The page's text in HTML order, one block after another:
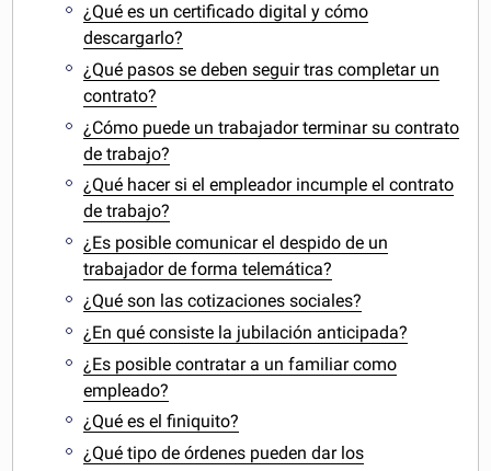
¿Qué es un certificado digital y cómo
descargarlo?
¿Qué pasos se deben seguir tras completar un
contrato?
¿Cómo puede un trabajador terminar su contrato
de trabajo?
¿Qué hacer si el empleador incumple el contrato
de trabajo?
¿Es posible comunicar el despido de un
trabajador de forma telemática?
¿Qué son las cotizaciones sociales?
¿En qué consiste la jubilación anticipada?
¿Es posible contratar a un familiar como
empleado?
¿Qué es el finiquito?
¿Qué tipo de órdenes pueden dar los